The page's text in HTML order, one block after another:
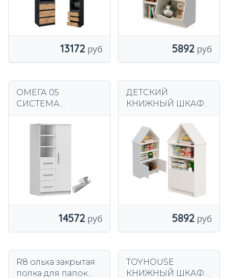
13172 5892
ОМЕГА 05
СИСТЕМА
80 БЕЛЫЙ/БЕЛЫЙ
ПРОИЗВОДИТЕЛЬ
молодежной
мебели ПЛ+
14572
ДЕТСКИЙ
КНИЖНЫЙ ШКАФ
КНИГИ БОЛЬШАЯ
БЕЛАЯ ПОЛКА
ДЛЯ ШКАФА 63 СМ
5892
R8 ольха закрытая
полка для папок
TOYHOUSE
КНИЖНЫЙ ШКАФ-